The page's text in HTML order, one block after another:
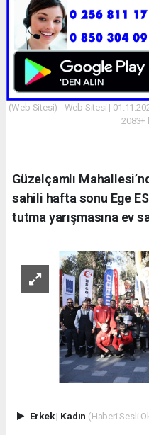
(Web Sitesi) - Web Sitesi |
2083+
Güzelçamlı
sahili hafta sonu Ege
tutma yarışmasına ev
Erkek| Kadın (Haberi Sesli